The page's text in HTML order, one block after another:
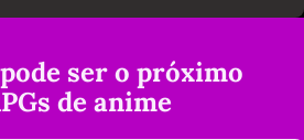
ser o próximo
de anime